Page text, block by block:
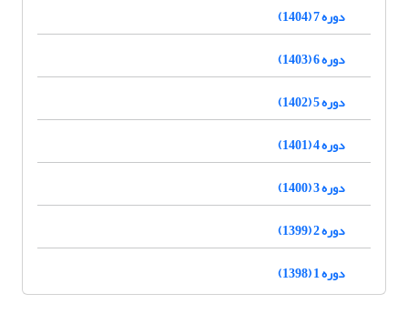
دوره 7 (1404)
دوره 6 (1403)
دوره 5 (1402)
دوره 4 (1401)
دوره 3 (1400)
دوره 2 (1399)
دوره 1 (1398)